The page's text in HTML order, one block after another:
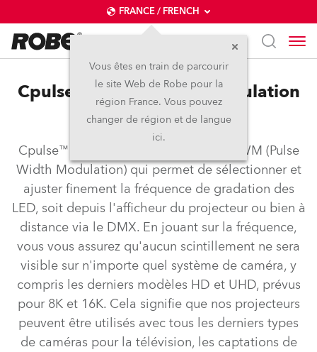
FRANCE / FRENCH
Vous êtes en train de parcourir
le site Web de Robe pour la
région France. Vous pouvez
changer de région et de langue
ici.
Cpulse™ – Pulse Width Modulation
Control
Cpulse™ est un système de contrôle PWM (Pulse
Width Modulation) qui permet de sélectionner et
ajuster finement la fréquence de gradation des
LED, soit depuis l'afficheur du projecteur ou bien à
distance via le DMX. En jouant sur la fréquence,
vous vous assurez qu'aucun scintillement ne sera
visible sur n'importe quel système de caméra, y
compris les derniers modèles HD et UHD, prévus
pour 8K et 16K. Cela signifie que nos projecteurs
peuvent être utilisés avec tous les derniers types
de caméras pour la télévision, les captations de